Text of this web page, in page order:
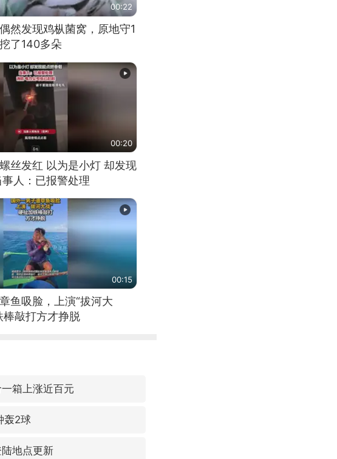
00:22
然发现鸡枞菌窝，原地守1
了140多朵
00:20
丝发红 以为是小灯 却发现
人：已报警处理
00:15
鱼吸脸，上演“拔河大
棒敲打方才挣脱
箱上涨近百元
轰2球
地点更新